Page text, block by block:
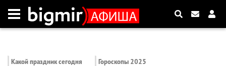
Какой праздник сегодня Гороскопы 2025